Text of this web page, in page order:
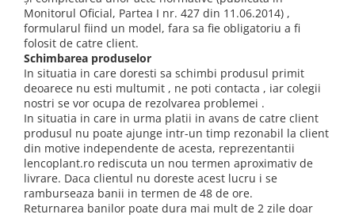
Fasole pitica
Fasole urcătoare
Fasole oloaga
Seminte de ridichii
Praz
Patrunjel de frunza
Seminte de dovlecei
Patrunjel de radacina
Seminte de broccoli
Seminte de dovleac
Arzatoare electrice
Polizoare unghiulare
Unelte de mana
Tubulare si accesorii
Chei
Surubelnite pneumatice
Clesti
Unelte de taiat
Pistoale pentru capse si pentru
nituri
Scule pentru constructii
Monitorul Oficial, Partea I nr. 427 din 11.06.2014) ,
formularul fiind un model, fara sa fie obligatoriu a fi
folosit de catre client.
Schimbarea produselor
In situatia in care doresti sa schimbi produsul primit
deoarece nu esti multumit , ne poti contacta , iar colegii
nostri se vor ocupa de rezolvarea problemei .
In situatia in care in urma platii in avans de catre client
produsul nu poate ajunge intr-un timp rezonabil la client
din motive independente de acesta, reprezentantii
lencoplant.ro rediscuta un nou termen aproximativ de
livrare. Daca clientul nu doreste acest lucru i se
ramburseaza banii in termen de 48 de ore.
Returnarea banilor poate dura mai mult de 2 zile doar